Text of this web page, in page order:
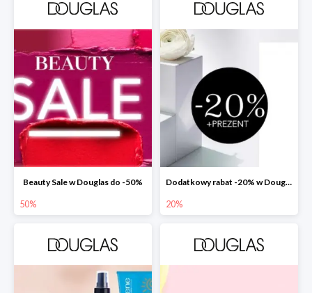
Beauty Sale w Douglas do -50%
50%
Dodatkowy rabat -20% w Douglas
20%